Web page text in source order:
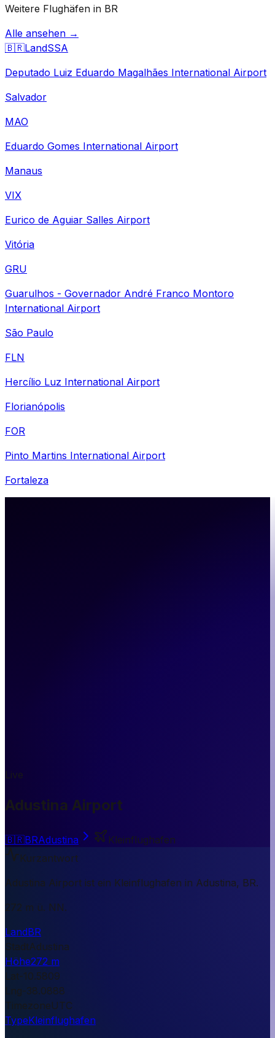
Weitere Flughäfen in BR
Alle ansehen →
🇧🇷LandSSA
Deputado Luiz Eduardo Magalhães International Airport
Salvador
MAO
Eduardo Gomes International Airport
Manaus
VIX
Eurico de Aguiar Salles Airport
Vitória
GRU
Guarulhos - Governador André Franco Montoro
International Airport
São Paulo
FLN
Hercílio Luz International Airport
Florianópolis
FOR
Pinto Martins International Airport
Fortaleza
Live
Adustina Airport
🇧🇷BRAdustina
Kleinflughafen
Kurzantwort
Adustina Airport ist ein Kleinflughafen in Adustina, BR.
272 m ü. NN.
LandBR
StadtAdustina
Höhe272 m
Lat-10.5809
Lng-38.0888
TimezoneUTC
TypeKleinflughafen